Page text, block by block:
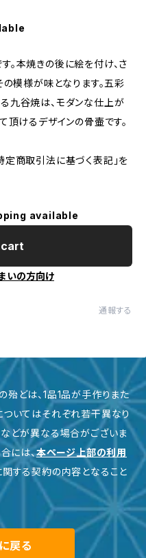
本焼きの後に絵を付け、さ
の模様が味となります。五彩
九谷焼は、モダンな仕上が
頂けるデザインの骨壷です。
商取引法に基づく表記」を
available
いの方向け
通報する
殆どは、1品1品が手作りまた
ついてはそれぞれ若干異なり
どが異なる場合がございま
には、本ページ上部の利用
する契約の内容となること
戻る